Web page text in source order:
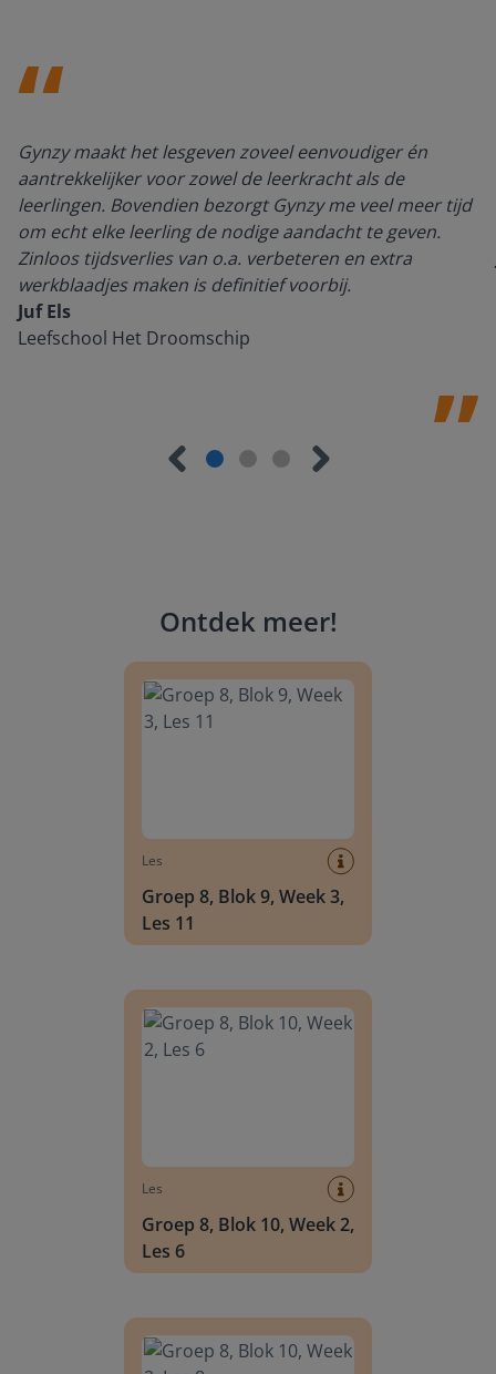
Gynzy maakt het lesgeven zoveel eenvoudiger én
aantrekkelijker voor zowel de leerkracht als de
leerlingen. Bovendien bezorgt Gynzy me veel meer tijd
om echt elke leerling de nodige aandacht te geven.
Zinloos tijdsverlies van o.a. verbeteren en extra
werkblaadjes maken is definitief voorbij.
Juf Els
Leefschool Het Droomschip
Ontdek meer!
Les
Groep 8, Blok 9, Week 3,
Les 11
Les
Groep 8, Blok 10, Week 2,
Les 6